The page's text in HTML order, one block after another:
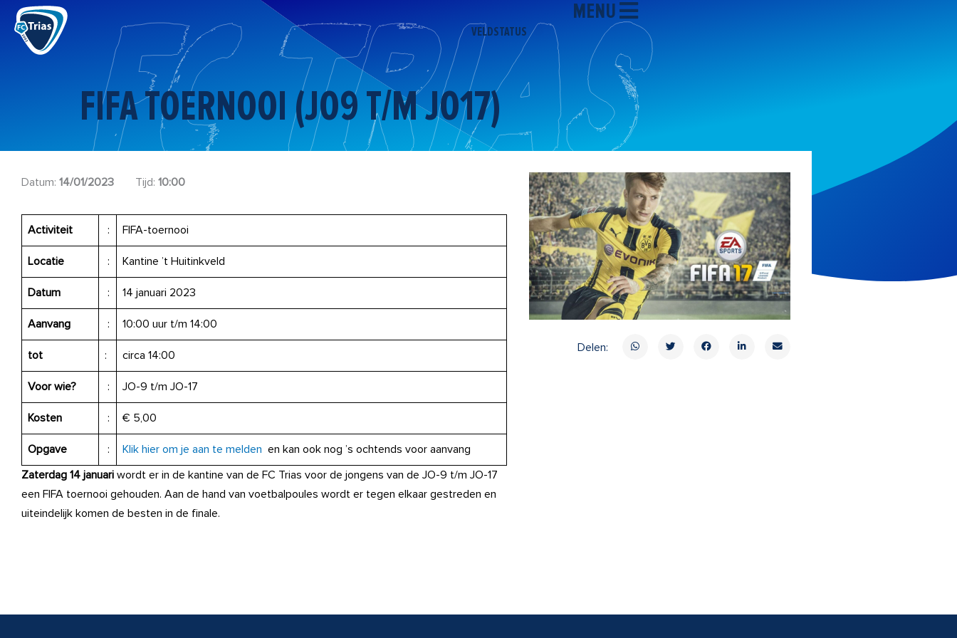
naar
VELDSTATUS
MENU
FIFA TOERNOOI (JO9 T/M JO17)
Datum: 14/01/2023 Tijd: 10:00
Activiteit : FIFA-toernooi
Locatie : Kantine ’t Huitinkveld
Datum : 14 januari 2023
Aanvang : 10:00 uur t/m 14:00
tot : circa 14:00
Voor wie? : JO-9 t/m JO-17
Kosten : € 5,00
Opgave : Klik hier om je aan te melden en kan ook nog ’s ochtends voor aanvang
Zaterdag 14 januari wordt er in de kantine van de FC Trias voor de jongens van de JO-9 t/m JO-17
een FIFA toernooi gehouden. Aan de hand van voetbalpoules wordt er tegen elkaar gestreden en
uiteindelijk komen de besten in de finale.
Delen: